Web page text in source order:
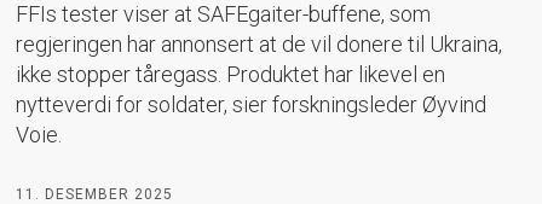
FFIs tester viser at SAFEgaiter-buffene, som
regjeringen har annonsert at de vil donere til Ukraina,
ikke stopper tåregass. Produktet har likevel en
nytteverdi for soldater, sier forskningsleder Øyvind
Voie.
11. DESEMBER 2025